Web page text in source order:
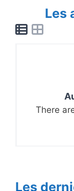
Les
There
Les